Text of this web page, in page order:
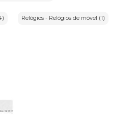
Relógios - Relógios de móvel (1)